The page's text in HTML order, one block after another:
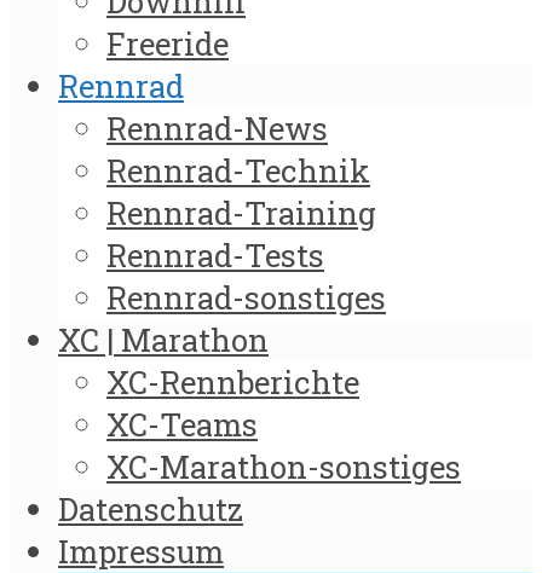
Freeride
Rennrad
Rennrad-News
Rennrad-Technik
Rennrad-Training
Rennrad-Tests
Rennrad-sonstiges
XC | Marathon
XC-Rennberichte
XC-Teams
XC-Marathon-sonstiges
Datenschutz
Impressum